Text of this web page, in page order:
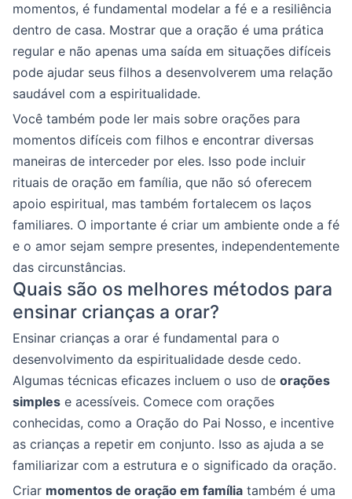
momentos, é fundamental modelar a fé e a resiliência
dentro de casa. Mostrar que a oração é uma prática
regular e não apenas uma saída em situações difíceis
pode ajudar seus filhos a desenvolverem uma relação
saudável com a espiritualidade.
Você também pode ler mais sobre orações para
momentos difíceis com filhos e encontrar diversas
maneiras de interceder por eles. Isso pode incluir
rituais de oração em família, que não só oferecem
apoio espiritual, mas também fortalecem os laços
familiares. O importante é criar um ambiente onde a fé
e o amor sejam sempre presentes, independentemente
das circunstâncias.
Quais são os melhores métodos para
ensinar crianças a orar?
Ensinar crianças a orar é fundamental para o
desenvolvimento da espiritualidade desde cedo.
Algumas técnicas eficazes incluem o uso de orações
simples e acessíveis. Comece com orações
conhecidas, como a Oração do Pai Nosso, e incentive
as crianças a repetir em conjunto. Isso as ajuda a se
familiarizar com a estrutura e o significado da oração.
Criar momentos de oração em família também é uma